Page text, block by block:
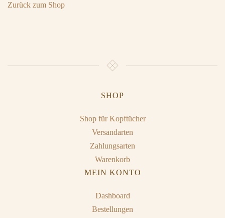
Zurück zum Shop
SHOP
Shop für Kopftücher
Versandarten
Zahlungsarten
Warenkorb
MEIN KONTO
Dashboard
Bestellungen